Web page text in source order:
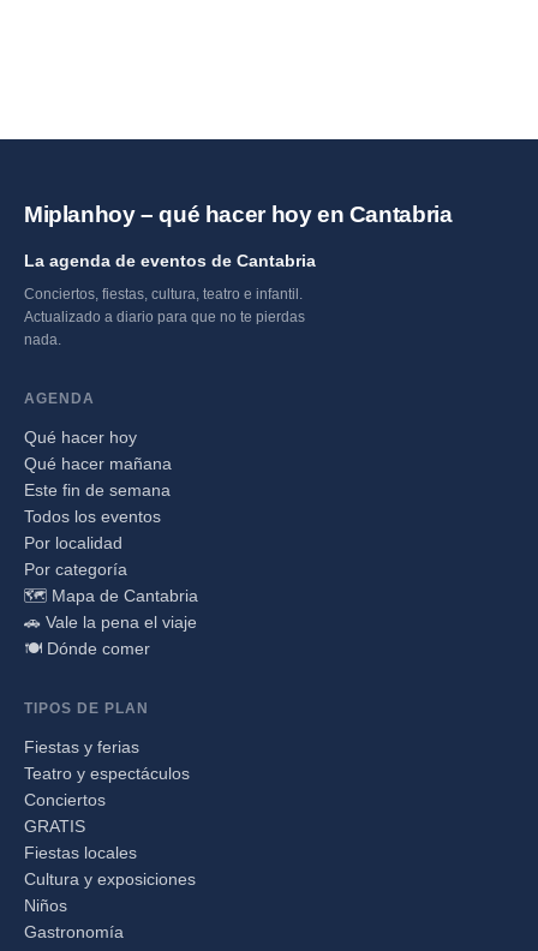
Miplanhoy – qué hacer hoy en Cantabria
La agenda de eventos de Cantabria
Conciertos, fiestas, cultura, teatro e infantil.
Actualizado a diario para que no te pierdas
nada.
AGENDA
Qué hacer hoy
Qué hacer mañana
Este fin de semana
Todos los eventos
Por localidad
Por categoría
🗺️ Mapa de Cantabria
🚗 Vale la pena el viaje
🍽️ Dónde comer
TIPOS DE PLAN
Fiestas y ferias
Teatro y espectáculos
Conciertos
GRATIS
Fiestas locales
Cultura y exposiciones
Niños
Gastronomía